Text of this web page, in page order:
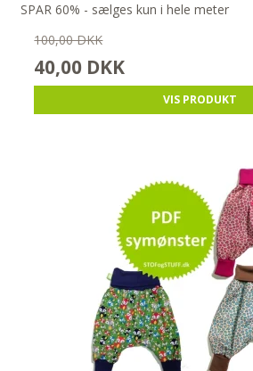
SPAR 60% - sælges kun i hele meter
100,00 DKK
40,00 DKK
VIS PRODUKT